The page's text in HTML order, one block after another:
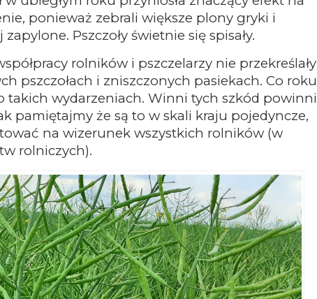
ponieważ zebrali większe plony gryki i
Pszczoły świetnie się spisały.
rolników i pszczelarzy nie przekreślały
pszczołach i zniszczonych pasiekach. Co roku
takich wydarzeniach. Winni tych szkód powinni
pamiętajmy że są to w skali kraju pojedyncze,
na wizerunek wszystkich rolników (w
rolniczych).